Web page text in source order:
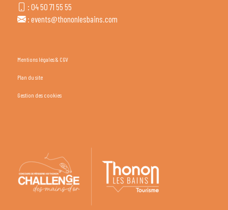
: 04 50 71 55 55
: events@thononlesbains.com
Mentions légales & CGV
Plan du site
Gestion des cookies